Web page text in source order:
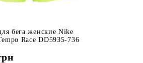
бега женские Nike
Race DD5935-736